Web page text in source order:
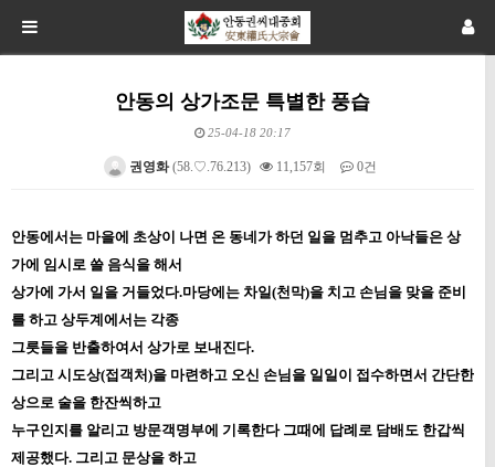
안동의 상가조문 특별한 풍습
25-04-18 20:17
권영화(58.♡.76.213) 11,157회 0건
안동에서는 마을에 초상이 나면 온 동네가 하던 일을 멈추고 아낙들은 상
가에 임시로 쓸 음식을 해서
상가에 가서 일을 거들었다.마당에는 차일(천막)을 치고 손님을 맞을 준비
를 하고 상두계에서는 각종
그릇들을 반출하여서 상가로 보내진다.
그리고 시도상(접객처)을 마련하고 오신 손님을 일일이 접수하면서 간단한
상으로 술을 한잔씩하고
누구인지를 알리고 방문객명부에 기록한다 그때에 답례로 담배도 한갑씩
제공했다. 그리고 문상을 하고